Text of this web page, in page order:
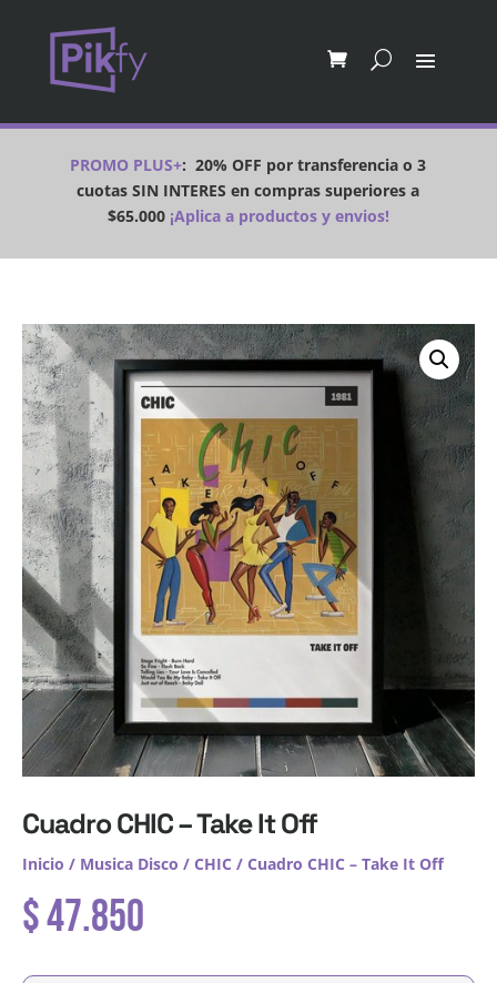
PROMO PLUS+:20% OFF por transferencia o 3
cuotas SIN INTERES en compras superiores a
$65.000¡Aplica a productos y envios!
Cuadro CHIC – Take It Off
Inicio / Musica Disco / CHIC / Cuadro CHIC – Take It Off
$47.850